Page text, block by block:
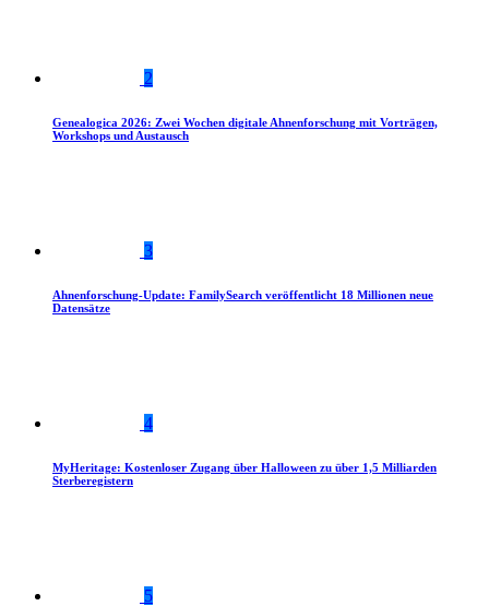
2
Genealogica 2026: Zwei Wochen digitale Ahnenforschung mit Vorträgen,
Workshops und Austausch
3
Ahnenforschung-Update: FamilySearch veröffentlicht 18 Millionen neue
Datensätze
4
MyHeritage: Kostenloser Zugang über Halloween zu über 1,5 Milliarden
Sterberegistern
5